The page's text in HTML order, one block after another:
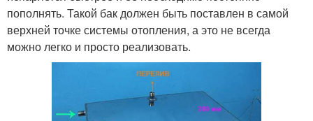
пополнять. Такой бак должен быть поставлен в самой
верхней точке системы отопления, а это не всегда
можно легко и просто реализовать.